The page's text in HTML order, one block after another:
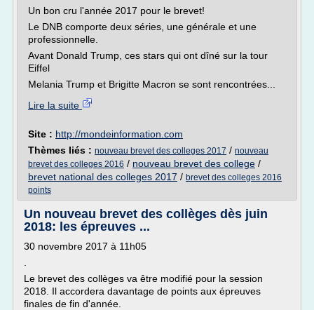
Un bon cru l'année 2017 pour le brevet!
Le DNB comporte deux séries, une générale et une
professionnelle.
Avant Donald Trump, ces stars qui ont dîné sur la tour
Eiffel
Melania Trump et Brigitte Macron se sont rencontrées...
Lire la suite
Site : http://mondeinformation.com
Thèmes liés : nouveau brevet des colleges 2017 / nouveau
brevet des colleges 2016 / nouveau brevet des college /
brevet national des colleges 2017 / brevet des colleges 2016
points
Un nouveau brevet des collèges dès juin
2018: les épreuves ...
30 novembre 2017 à 11h05
Le brevet des collèges va être modifié pour la session
2018. Il accordera davantage de points aux épreuves
finales de fin d'année.